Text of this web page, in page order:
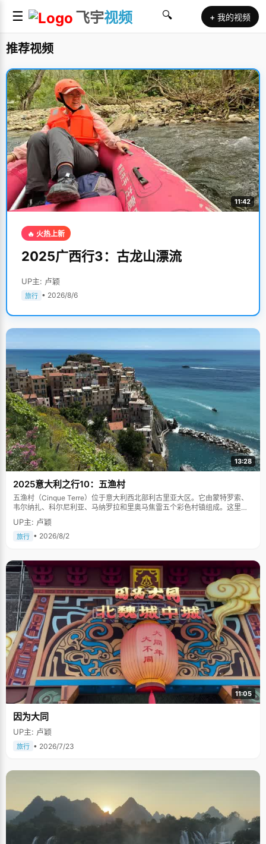
☰ 飞宇视频 🔍 + 我的视频
推荐视频
11:42
🔥 火热上新
2025广西行3：古龙山漂流
UP主: 卢颖
旅行 • 2026/8/6
13:28
2025意大利之行10：五渔村
五渔村（Cinque Terre）位于意大利西北部利古里亚大区。它由蒙特罗索、
韦尔纳扎、科尔尼利亚、马纳罗拉和里奥马焦雷五个彩色村镇组成。这里依
山傍海，房屋色彩斑斓，1997年被列为世界文化遗产。
UP主: 卢颖
旅行 • 2026/8/2
11:05
因为大同
UP主: 卢颖
旅行 • 2026/7/23